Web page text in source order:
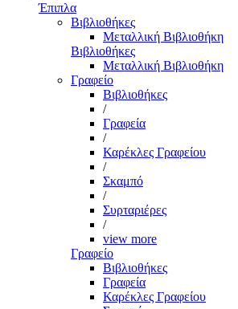
Έπιπλα
Βιβλιοθήκες
Μεταλλική Βιβλιοθήκη
Βιβλιοθήκες
Μεταλλική Βιβλιοθήκη
Γραφείο
Βιβλιοθήκες
/
Γραφεία
/
Καρέκλες Γραφείου
/
Σκαμπό
/
Συρταριέρες
/
view more
Γραφείο
Βιβλιοθήκες
Γραφεία
Καρέκλες Γραφείου